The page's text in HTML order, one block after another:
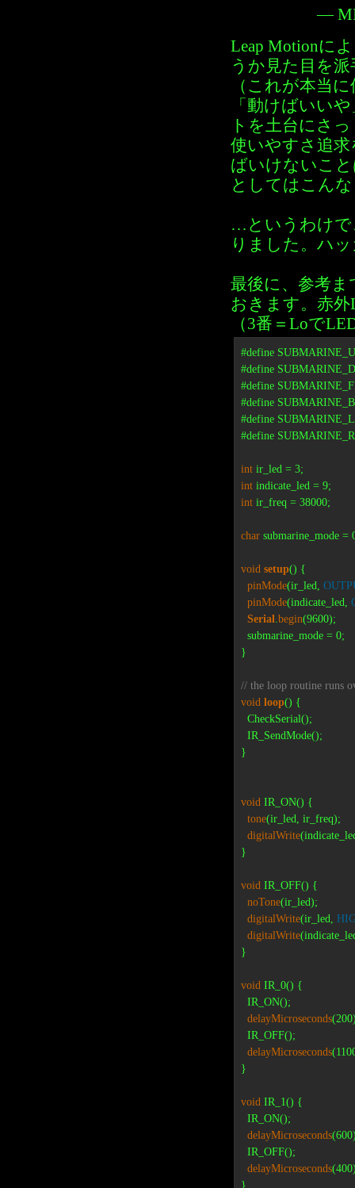
—
Leap Motionに
うか見た目を
（これが本当
「動けばいい
トを土台にさ
使いやすさ追
ばいけないこ
としてはこん
…というわけで
りました。ハ
最後に、参考
おきます。赤
（3番＝Loで
#define SUBMARINE_UP
#define
#define
#define
#define
#define
int
int
int ir_freq = 38000;
char submarine_mode =
void setup()
pinMode(ir_led,
pinMode(indicate_led,
Serial begin(9600);
submarine_mode = 0;
}
// the loop routine runs
void loop() {
CheckSerial();
IR_SendMode();
}
void IR_ON() {
tone(ir_led, ir_freq);
digitalWrite
}
void IR_OFF() {
noTone(ir_led);
digitalWrite(ir_led,
digitalWrite
}
void IR_0() {
IR_ON();
delayMicroseconds
IR_OFF();
delayMicroseconds
}
void IR_1() {
IR_ON();
delayMicroseconds
IR_OFF();
delayMicroseconds
}